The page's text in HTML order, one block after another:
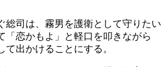
総司は、霧男を護衛として守りたい
「恋かもよ」と軽口を叩きながら
て出かけることにする。